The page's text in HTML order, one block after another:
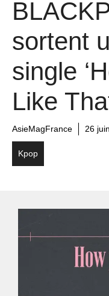
sortent
single
Like
AsieMagFrance 26
Kpop